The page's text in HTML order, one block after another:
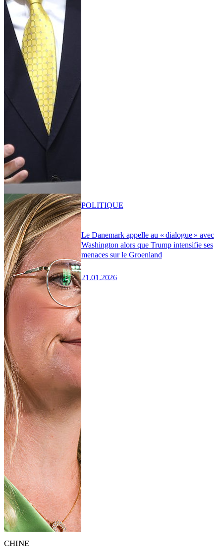
Le Danemark appelle au « dialogue » avec
Washington alors que Trump intensifie ses
menaces sur le Groenland
21.01.2026
POLITIQUE
CHINE